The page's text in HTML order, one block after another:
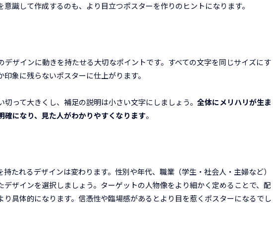
意識して作成するのも、より目立つポスターを作りのヒントになります。
デザインに動きを持たせる大切なポイントです。すべての文字を同じサイズにす
象に残らないポスターに仕上がります。
って大きくし、補足の説明は小さい文字にしましょう。 全体にメリハリが生ま
確になり、見た人がわかりやすくなります。
たれるデザインは変わります。性別や年代、職業（学生・社会人・主婦など）
デザインを選択しましょう。ターゲットの人物像をより細かく定めることで、配
り具体的になります。信憑性や臨場感があるとより目を惹くポスターになるでし